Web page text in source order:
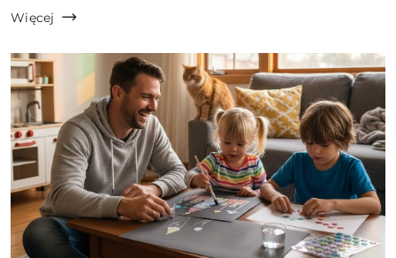
zdrowie dziecka. Warto wiedzieć, na co zwracać
Więcej